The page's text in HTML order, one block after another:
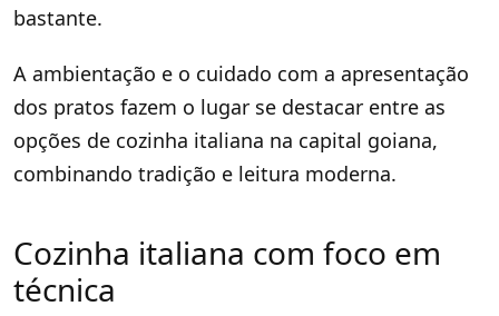
bastante.
A ambientação e o cuidado com a apresentação
dos pratos fazem o lugar se destacar entre as
opções de cozinha italiana na capital goiana,
combinando tradição e leitura moderna.
Cozinha italiana com foco em
técnica